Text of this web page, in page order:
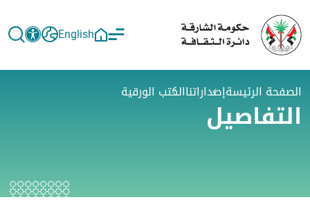
English
الصفحة الرئيسةإصداراتناالكتب الورقية
التفاصيل